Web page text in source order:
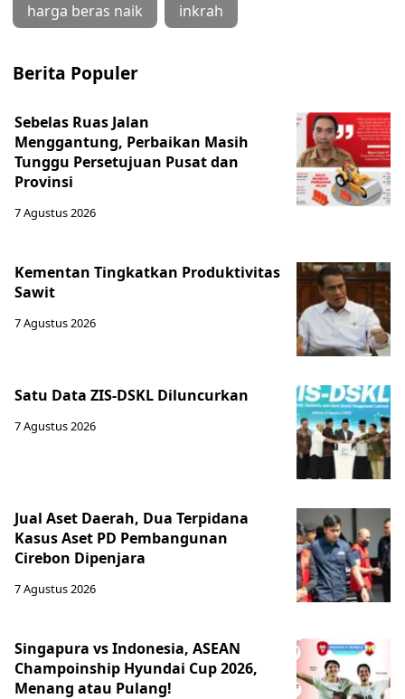
harga beras naik inkrah
Berita Populer
Sebelas Ruas Jalan
Menggantung, Perbaikan Masih
Tunggu Persetujuan Pusat dan
Provinsi
7 Agustus 2026
Kementan Tingkatkan Produktivitas
Sawit
7 Agustus 2026
Satu Data ZIS-DSKL Diluncurkan
7 Agustus 2026
Jual Aset Daerah, Dua Terpidana
Kasus Aset PD Pembangunan
Cirebon Dipenjara
7 Agustus 2026
Singapura vs Indonesia, ASEAN
Champoinship Hyundai Cup 2026,
Menang atau Pulang!